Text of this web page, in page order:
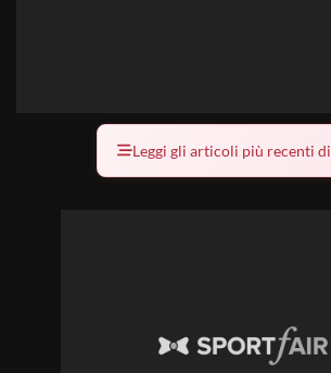
Leggi gli articoli più recenti di